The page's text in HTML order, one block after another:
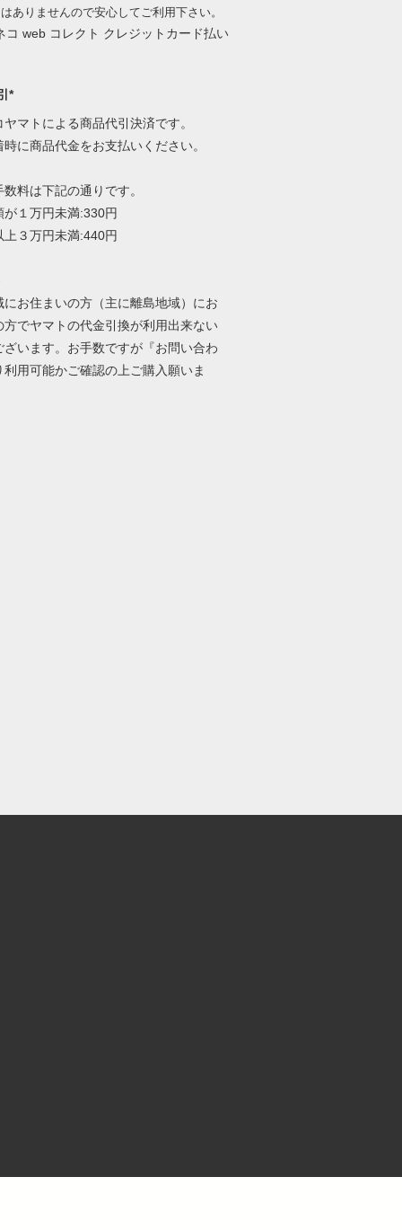
ありませんので安心してご利用下さい。
*
ヤマトによる商品代引決済です。
に商品代金をお支払いください。
料は下記の通りです。
が１万円未満:330円
上３万円未満:440円
にお住まいの方（主に離島地域）にお
方でヤマトの代金引換が利用出来ない
ざいます。お手数ですが『お問い合わ
利用可能かご確認の上ご購入願いま